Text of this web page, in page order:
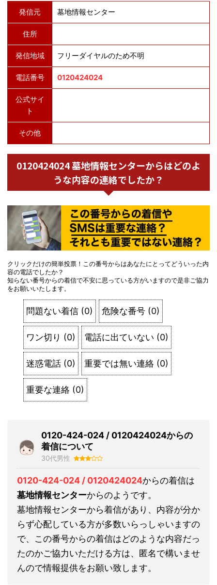
発信元 墓地情報センター
住所
発信地域 フリーダイヤルのため不明
電話番号 0120424024
公式サイ
ト
その他
0120424024 墓地情報センターからはどのよ
うな内容の連絡でしたか？
クリックだけの簡単投票！この番号からはあなたにとってどういった内
容の電話でしたか？
知らない番号からの着信で不安に思っている方がいますので是非ご協力
をお願いいたします。
問題ない着信 (0) 危険な番号 (0)
ワン切り (0) 電話に出ていない (0)
迷惑電話 (0) 重要では無い連絡 (0)
重要な連絡 (0)
0120-424-024 / 0120424024からの
着信について
30代男性
0120-424-024 / 0120424024からの着信は
墓地情報センターからのようです。
墓地情報センターから着信があり、内容が分か
らず心配している方が多数いらっしゃいますの
で、この番号からの着信はどのような内容だっ
たのかご協力いただける方は、匿名で構いませ
んので情報提供をお願い致します。